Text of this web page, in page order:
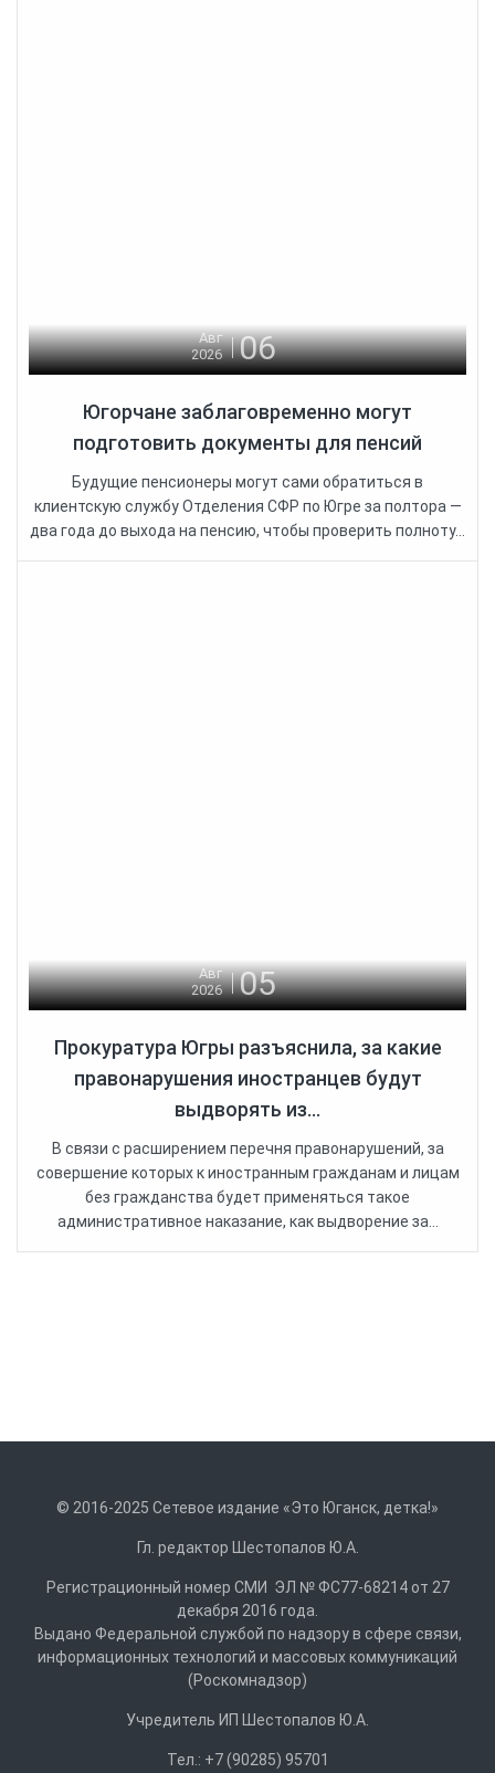
Авг
2026
06
Югорчане заблаговременно могут
подготовить документы для пенсий
Будущие пенсионеры могут сами обратиться в
клиентскую службу Отделения СФР по Югре за полтора —
два года до выхода на пенсию, чтобы проверить полноту...
Авг
2026
05
Прокуратура Югры разъяснила, за какие
правонарушения иностранцев будут
выдворять из...
В связи с расширением перечня правонарушений, за
совершение которых к иностранным гражданам и лицам
без гражданства будет применяться такое
административное наказание, как выдворение за...
© 2016-2025 Сетевое издание «Это Юганск, детка!»
Гл. редактор Шестопалов Ю.А.
Регистрационный номер СМИ ЭЛ № ФС77-68214 от 27
декабря 2016 года.
Выдано Федеральной службой по надзору в сфере связи,
информационных технологий и массовых коммуникаций
(Роскомнадзор)
Учредитель ИП Шестопалов Ю.А.
Тел.: +7 (90285) 95701